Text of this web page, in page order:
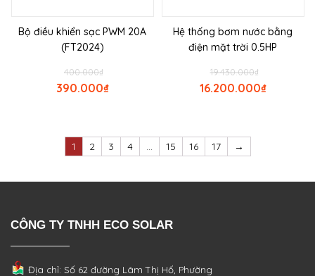
Bộ điều khiển sạc PWM 20A
(FT2024)
₫
400.000
₫
390.000
Hệ thống bơm nước bằng
điện mặt trời 0.5HP
₫
19.430.000
₫
16.200.000
1 2 3 4 … 15 16 17 →
CÔNG TY TNHH ECO SOLAR
Địa chỉ: Số 62 đường Lâm Thị Hố, Phường